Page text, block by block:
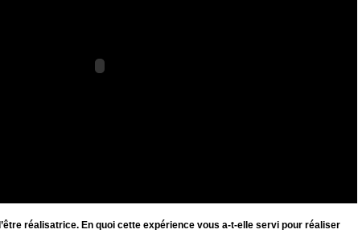
réalisatrice. En quoi cette expérience vous a-t-elle servi pour réaliser